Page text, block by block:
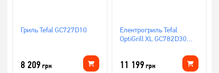
Гриль Tefal GC727D10
8 209грн
Електрогриль Tefal
OptiGrill XL GC782D30
11 199грн